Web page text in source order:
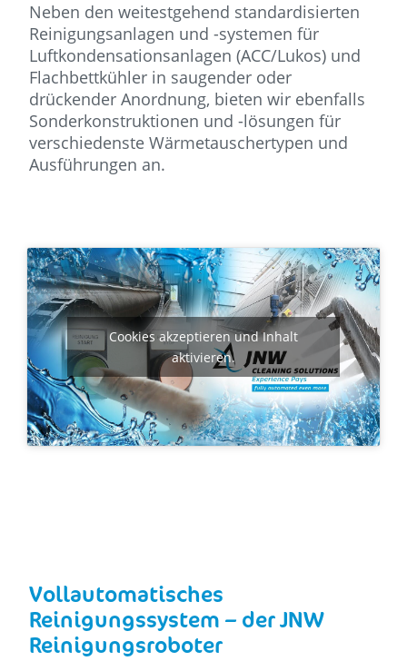
Neben den weitestgehend standardisierten
Reinigungsanlagen und -systemen für
Luftkondensationsanlagen (ACC/Lukos) und
Flachbettkühler in saugender oder
drückender Anordnung, bieten wir ebenfalls
Sonderkonstruktionen und -lösungen für
verschiedenste Wärmetauschertypen und
Ausführungen an.
Cookies akzeptieren und Inhalt
aktivieren.
Vollautomatisches
Reinigungssystem – der JNW
Reinigungsroboter